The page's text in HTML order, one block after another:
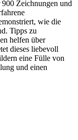
Zeichnungen und
wie die
Tipps zu
helfen über
dieses liebevoll
eine Fülle von
und einen